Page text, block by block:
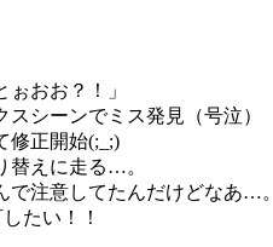
ぉおお？！」
シーンでミス発見（号泣）
修正開始(;_;)
替えに走る…。
で注意してたんだけどなあ…。
たい！！